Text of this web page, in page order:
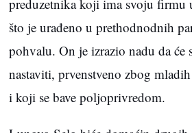
preduzetnika koji ima svoju firmu
što je urađeno u prethodnodnih
pohvalu. On je izrazio nadu da će
nastaviti, prvenstveno zbog
i koji se bave poljoprivredom.